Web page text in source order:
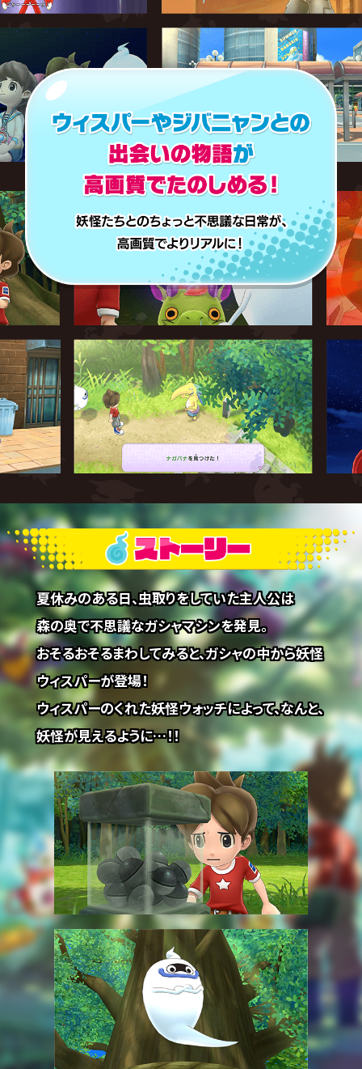
セール価格で配信！（本セールは終了しました）
2022.10.03
App Storeの価格改定に伴う有料アプリ販売価格の変更
に関するお知らせ
2022.07.28
【2022.7.28更新】LEVEL5 IDを用いたセーブデータの連
動・引き継ぎについてのお知らせ
2022.07.25
【2022.7.25更新】iOS版「Ver. 1.0.06」配信開始のお知ら
せ
2022.07.11
『妖怪ウォッチ1スマホ』「妖怪ウォッチ」シリーズ9周年記
念にて、セール価格1,220円（税込）で配信中！（本セール
は終了しました）
2021.11.12
『妖怪ウォッチ1スマホ』「映画妖怪ウォッチ♪」公開記念に
て、セール価格1,220円（税込）で配信中！（本セールは終
2021.10.14
【2021.10.14更新】iOS／Android版「Ver. 1.0.05」配信
開始のお知らせ
2021.09.21
【2021.9.21更新】Android版「Ver. 1.0.04」配信開始の
お知らせ
2021.09.17
【2021.9.17更新】iOS／Android版「Ver. 1.0.03」配信開
始のお知らせ
2021.08.02
【2021.8.2更新】iOS／Android版「Ver. 1.0.02」配信開
始のお知らせ
2021.07.14
【2021.7.14更新】iOS版「Ver. 1.0.01」配信開始のお知ら
せ
2021.07.13
【2021.7.13更新】Android版「Ver. 1.0.01」配信開始の
お知らせ
夏休みのある日、虫取りをしていた主人公は
森の奥で不思議なガシャマシンを発見。
おそるおそるまわしてみると、ガシャの中から妖怪
ウィスパーが登場！
ウィスパーのくれた妖怪ウォッチによって、なんと、
妖怪が見えるように…！！